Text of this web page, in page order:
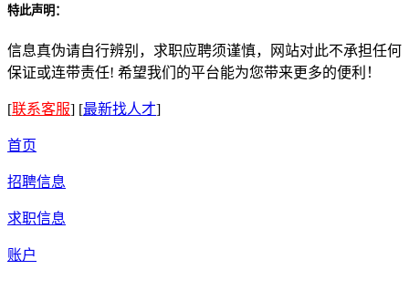
特此声明：
信息真伪请自行辨别，求职应聘须谨慎，网站对此不承担任何
保证或连带责任! 希望我们的平台能为您带来更多的便利！
[联系客服] [最新找人才]
首页
招聘信息
求职信息
账户